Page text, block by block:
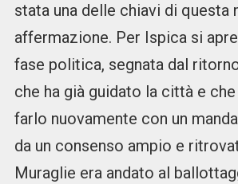
stata una delle chiavi di questa
affermazione. Per Ispica si
fase politica, segnata dal
che ha già guidato la città e
farlo nuovamente con un
da un consenso ampio e
Muraglie era andato al